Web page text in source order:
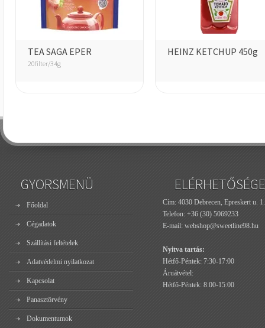
TEA SAGA EPER
20filter/34g
HEINZ KETCHUP 450g
GYORSMENÜ
Főoldal
Cégadatok
Szállítási feltételek
Adatvédelmi nyilatkozat
Kapcsolat
Panasztörvény
Dokumentumok
Cím: 4030 Debrecen, Epreskert u. 1.
Telefon: +36 (30) 5069233
E-mail: webshop@sweetline98.hu
Nyitva tartás:
Hétfő-Péntek: 7:30-17:00
Áruátvétel:
Hétfő-Péntek: 8:00-15:00